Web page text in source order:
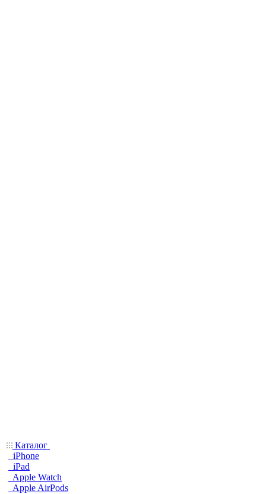
Каталог
iPhone
iPad
Apple Watch
Apple AirPods